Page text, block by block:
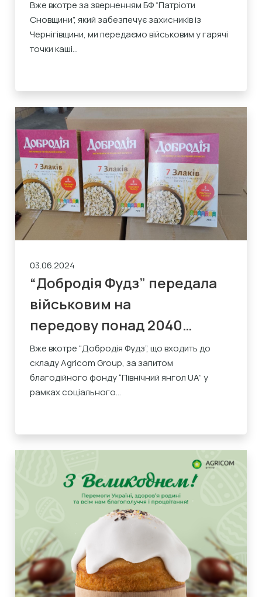
Вже вкотре за зверненням БФ “Патріоти
Сновщини”, який забезпечує захисників із
Чернігівщини, ми передаємо військовим у гарячі
точки каші...
03.06.2024
“Добродія Фудз” передала
військовим на
передову понад 2040
порцій каш
Вже вкотре “Добродія Фудз”, що входить до
складу Agricom Group, за запитом
благодійного фонду “Північний янгол UA” у
рамках соціального...